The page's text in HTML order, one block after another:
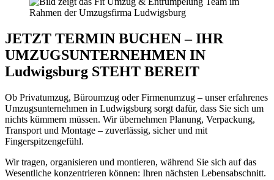
JETZT TERMIN BUCHEN – IHR
UMZUGSUNTERNEHMEN IN
Ludwigsburg STEHT BEREIT
Ob Privatumzug, Büroumzug oder Firmenumzug – unser erfahrenes
Umzugsunternehmen in Ludwigsburg sorgt dafür, dass Sie sich um
nichts kümmern müssen. Wir übernehmen Planung, Verpackung,
Transport und Montage – zuverlässig, sicher und mit
Fingerspitzengefühl.
Wir tragen, organisieren und montieren, während Sie sich auf das
Wesentliche konzentrieren können: Ihren nächsten Lebensabschnitt.